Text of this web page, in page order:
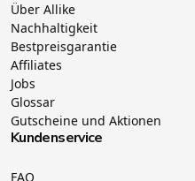
Über Allike
Nachhaltigkeit
Bestpreisgarantie
Affiliates
Jobs
Glossar
Gutscheine und Aktionen
Kundenservice
FAQ